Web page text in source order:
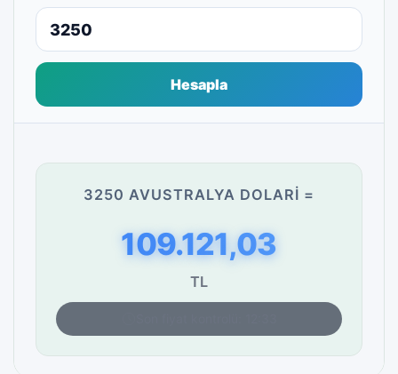
Hesapla
3250 AVUSTRALYA DOLARI =
109.121,03
TL